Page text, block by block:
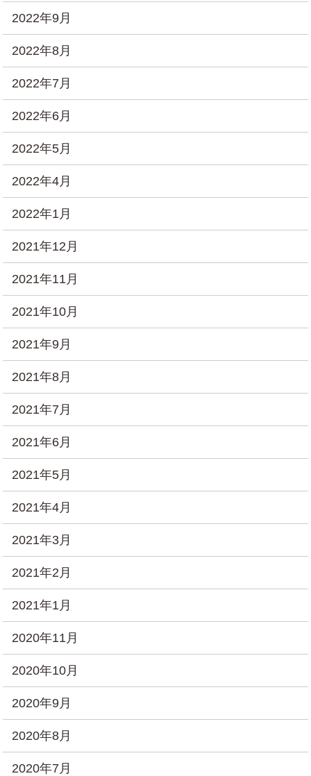
2022年9月
2022年8月
2022年7月
2022年6月
2022年5月
2022年4月
2022年1月
2021年12月
2021年11月
2021年10月
2021年9月
2021年8月
2021年7月
2021年6月
2021年5月
2021年4月
2021年3月
2021年2月
2021年1月
2020年11月
2020年10月
2020年9月
2020年8月
2020年7月